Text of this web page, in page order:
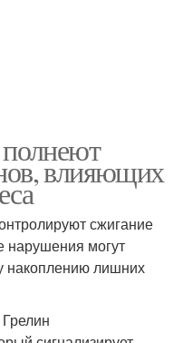
влияющих
сжигание
нарушения могут
накоплению лишних